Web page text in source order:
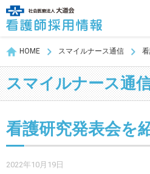
HOME スマイルナース通信
スマイルナース通
看護研究発表会を
2022年10月19日